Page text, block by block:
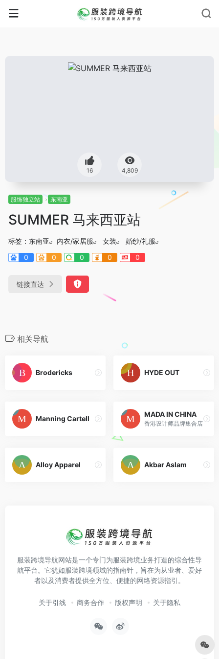
16 4,809
服饰独立站 东南亚
SUMMER 马来西亚站
标签： 东南亚 内衣/家居服 女装
婚纱/礼服
0
0 0 0 0
链接直达
相关导航
Brodericks HYDE OUT
Manning Cartell
MADA IN CHINA
香港设计师品牌集合店
Alloy Apparel Akbar Aslam
服装跨境导航网站是一个专门为服装跨境业务打造的综合性导
航平台。它犹如服装跨境领域的指南针，旨在为从业者、爱好
者以及消费者提供全方位、便捷的网络资源指引。
关于引线 商务合作 版权声明 关于隐私